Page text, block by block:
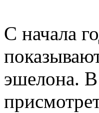
С начала
эшелона. В